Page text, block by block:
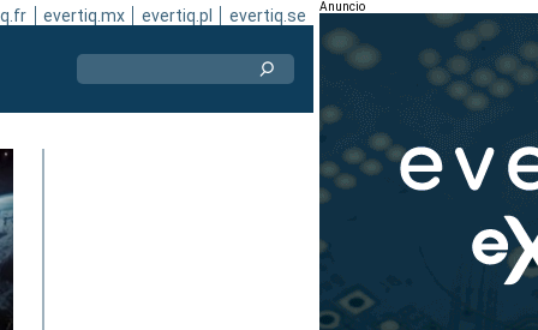
evertiq.mx evertiq.pl evertiq.se Anuncio